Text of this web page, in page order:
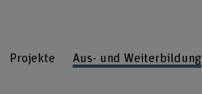
Projekte Aus- und Weiterbildung​